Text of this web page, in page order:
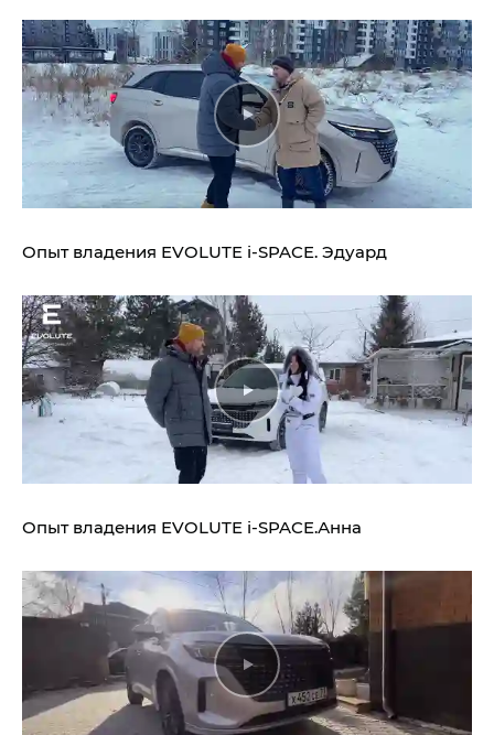
Опыт владения EVOLUTE i‑SPACE. Эдуард
Опыт владения EVOLUTE i‑SPACE.Анна